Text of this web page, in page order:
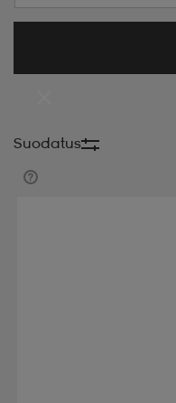
Suodatus